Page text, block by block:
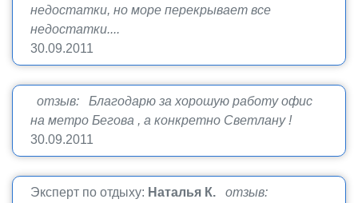
недостатки, но море перекрывает все
недостатки....
30.09.2011
отзыв: Благодарю за хорошую работу офис
на метро Бегова , а конкретно Светлану !
30.09.2011
Эксперт по отдыху: Наталья К.
отзыв: